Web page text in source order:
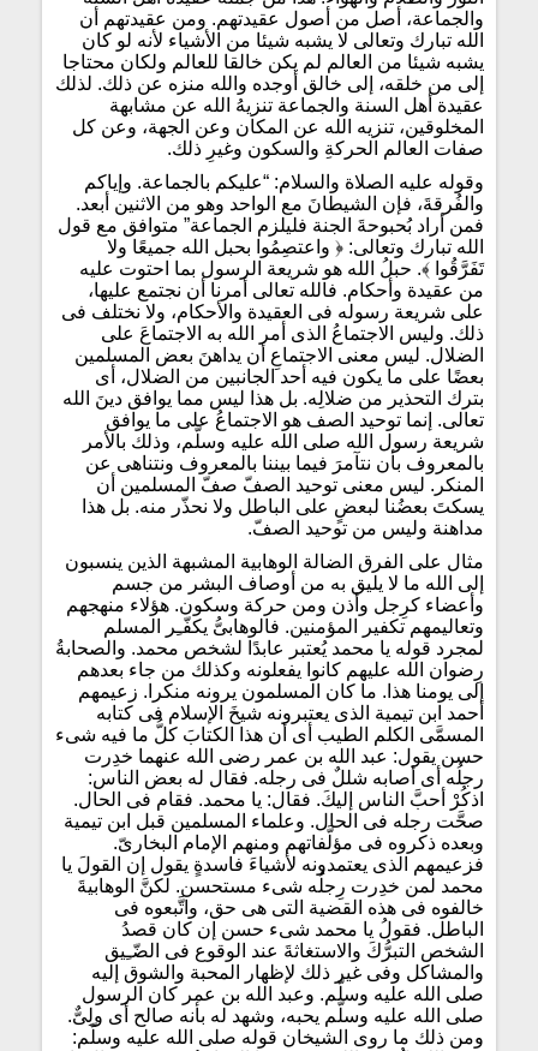
والجماعة، أصل من أصول عقيدتهم. ومن عقيدتهم أن
الله تبارك وتعالى لا يشبه شيئا من الأشياء لأنه لو كان
يشبه شيئا من العالم لم يكن خالقا للعالم ولكان محتاجا
إلى من خلقه، إلى خالق أوجده والله منزه عن ذلك. لذلك
عقيدة أهل السنة والجماعة تنزيهُ الله عن مشابهة
المخلوقين، تنزيه الله عن المكان وعن الجهة، وعن كل
صفات العالم الحركةِ والسكون وغيرِ ذلك.
وقوله عليه الصلاة والسلام: “عليكم بالجماعة. وإياكم
والفُرقةَ، فإن الشيطانَ مع الواحد وهو من الاثنين أبعد.
فمن أراد بُحبوحةَ الجنة فليلزم الجماعة” متوافق مع قول
الله تبارك وتعالى: ﴿ واعتصِمُوا بحبل الله جميعًا ولا
تَفَرَّقُوا ﴾. حبلُ الله هو شريعة الرسول بما احتوت عليه
من عقيدة وأحكام. فالله تعالى أمرنا أن نجتمع عليها،
على شريعة رسوله فى العقيدة والأحكام، ولا نختلف فى
ذلك. وليس الاجتماعُ الذى أمر الله به الاجتماعَ على
الضلال. ليس معنى الاجتماعِ أن يداهنَ بعض المسلمين
بعضًا على ما يكون فيه أحد الجانبين من الضلال، أى
بترك التحذير من ضلالِه. بل هذا ليس مما يوافق دينَ الله
تعالى. إنما توحيد الصف هو الاجتماعُ على ما يوافق
شريعة رسول الله صلى الله عليه وسلّم، وذلك بالأمر
بالمعروف بأن نتآمرَ فيما بيننا بالمعروف ونتناهى عن
المنكر. ليس معنى توحيد الصفّ صفّ المسلمين أن
يسكتَ بعضُنا لبعضٍ على الباطل ولا نحذّر منه. بل هذا
مداهنة وليس من توحيد الصفّ.
مثال على الفرق الضالة الوهابية المشبهة الذين ينسبون
إلى الله ما لا يليق به من أوصاف البشر من جسم
وأعضاء كرِجل وأذن ومن حركة وسكون. هؤلاء منهجهم
وتعاليمهم تكفير المؤمنين. فالوهابىُّ يكفّـِر المسلم
لمجرد قوله يا محمد يُعتبر عابدًا لشخص محمد. والصحابةُ
رِضوان الله عليهم كانوا يفعلونه وكذلك من جاء بعدهم
إلى يومنا هذا. ما كان المسلمون يرونه منكرا. زعيمهم
أحمد ابن تيمية الذى يعتبرونه شيخَ الإسلام فى كتابه
المسمَّى الكلم الطيب أى أن هذا الكتابَ كلُّ ما فيه شىء
حسن يقول: عبد الله بن عمر رضى الله عنهما خدِرت
رجلُه أى أصابه شللٌ فى رجله. فقال له بعض الناس:
اذكُرْ أحبَّ الناس إليكَ. فقال: يا محمد. فقام فى الحال.
صحَّت رجله فى الحال. وعلماء المسلمين قبل ابن تيمية
وبعده ذكروه فى مؤلَّفاتهم ومنهم الإمام البخارىّ.
فزعيمهم الذى يعتمدونه لأشياءَ فاسدةٍ يقول إن القولَ يا
محمد لمن خدِرت رِجلُه شىء مستحسن. لكنَّ الوهابيةَ
خالفوه فى هذه القضية التى هى حق، واتَّبعوه فى
الباطل. فقولُ يا محمد شىء حسن إن كان قصدُ
الشخص التبرُّكَ والاستغاثةَ عند الوقوع فى الضّـِيق
والمشاكل وفى غير ذلك لإظهار المحبة والشوق إليه
صلى الله عليه وسلّم. وعبد الله بن عمر كان الرسول
صلى الله عليه وسلّم يحبه، وشهد له بأنه صالح أى ولِىٌّ.
ومن ذلك ما روى الشيخان قوله صلى الله عليه وسلّم: